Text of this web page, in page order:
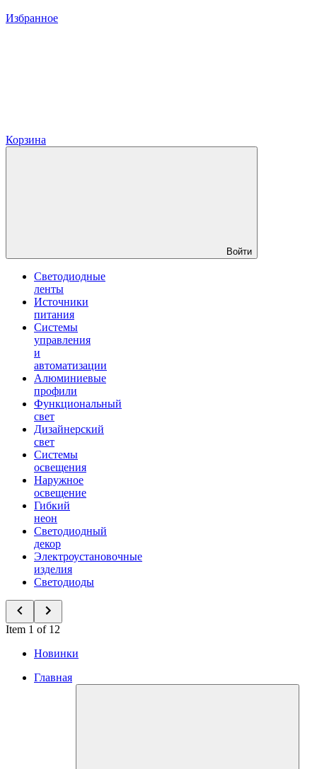
Избранное
Корзина
Войти
Светодиодные
ленты
Источники
питания
Системы
управления
и
автоматизации
Алюминиевые
профили
Функциональный
свет
Дизайнерский
свет
Системы
освещения
Наружное
освещение
Гибкий
неон
Светодиодный
декор
Электроустановочные
изделия
Светодиоды
Item 1 of 12
Новинки
Главная